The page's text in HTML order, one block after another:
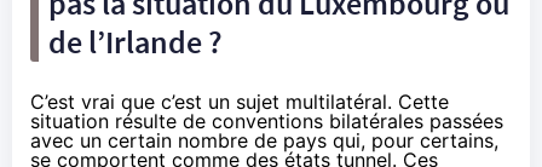
de l’Irlande ?
C’est vrai que c’est un sujet multilatéral. Cette
situation résulte de conventions bilatérales passées
avec un certain nombre de pays qui, pour certains,
se comportent comme des états tunnel. Ces